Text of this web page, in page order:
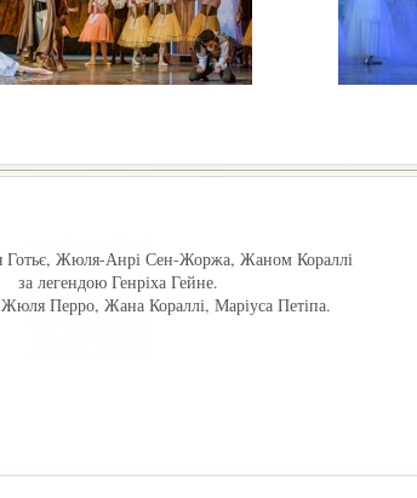
Готьє, Жюля-Анрі Сен-Жоржа, Жаном Кораллі
за легендою Генріха Гейне.
Жюля Перро, Жана Кораллі, Маріуса Петіпа.